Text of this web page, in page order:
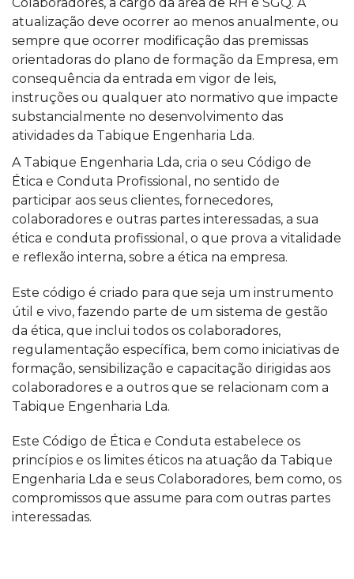
atualização deve ocorrer ao menos anualmente, ou
sempre que ocorrer modificação das premissas
orientadoras do plano de formação da Empresa, em
consequência da entrada em vigor de leis,
instruções ou qualquer ato normativo que impacte
substancialmente no desenvolvimento das
atividades da Tabique Engenharia Lda.
A Tabique Engenharia Lda, cria o seu Código de
Ética e Conduta Profissional, no sentido de
participar aos seus clientes, fornecedores,
colaboradores e outras partes interessadas, a sua
ética e conduta profissional, o que prova a vitalidade
e reflexão interna, sobre a ética na empresa.
Este código é criado para que seja um instrumento
útil e vivo, fazendo parte de um sistema de gestão
da ética, que inclui todos os colaboradores,
regulamentação específica, bem como iniciativas de
formação, sensibilização e capacitação dirigidas aos
colaboradores e a outros que se relacionam com a
Tabique Engenharia Lda.
Este Código de Ética e Conduta estabelece os
princípios e os limites éticos na atuação da Tabique
Engenharia Lda e seus Colaboradores, bem como, os
compromissos que assume para com outras partes
interessadas.